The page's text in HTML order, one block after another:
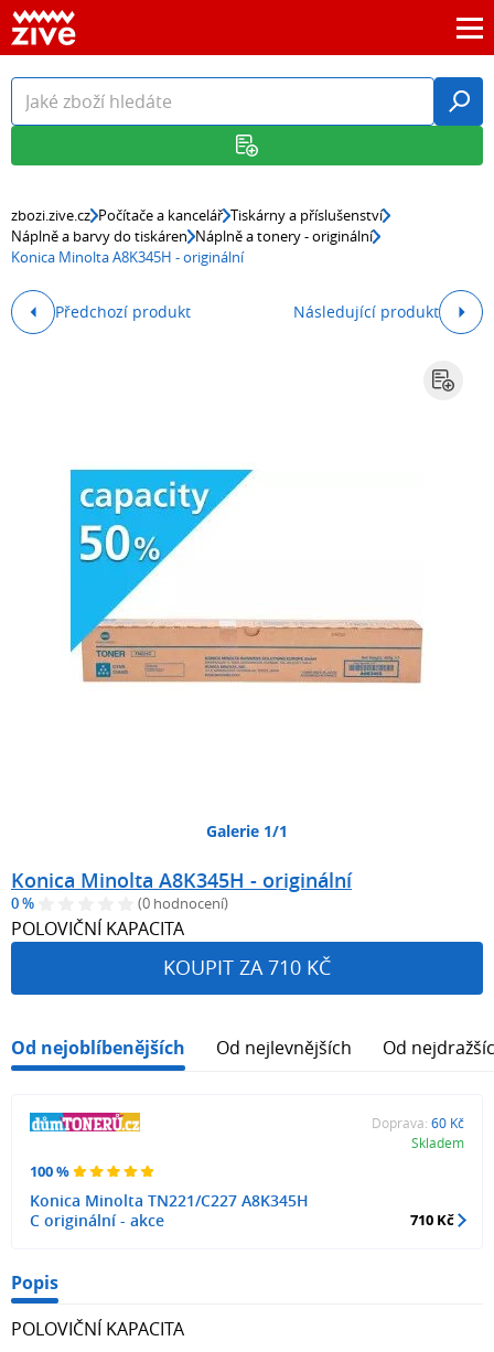
zbozi.zive.cz Počítače a kancelář Tiskárny a příslušenství
Náplně a barvy do tiskáren Náplně a tonery - originální
Konica Minolta A8K345H - originální
Předchozí produkt Následující produkt
Galerie 1/1
Konica Minolta A8K345H - originální
0 % (0 hodnocení)
POLOVIČNÍ KAPACITA
KOUPIT ZA 710 KČ
Od nejoblíbenějších Od nejlevnějších Od
100 %
Konica Minolta TN221/C227 A8K345H
C originální - akce
Doprava: 60 Kč
Skladem
710 Kč
Popis
POLOVIČNÍ KAPACITA